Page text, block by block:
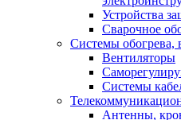
Устройства
Сварочное
Системы обогрева,
Вентиляторы
Системы
Антенны,